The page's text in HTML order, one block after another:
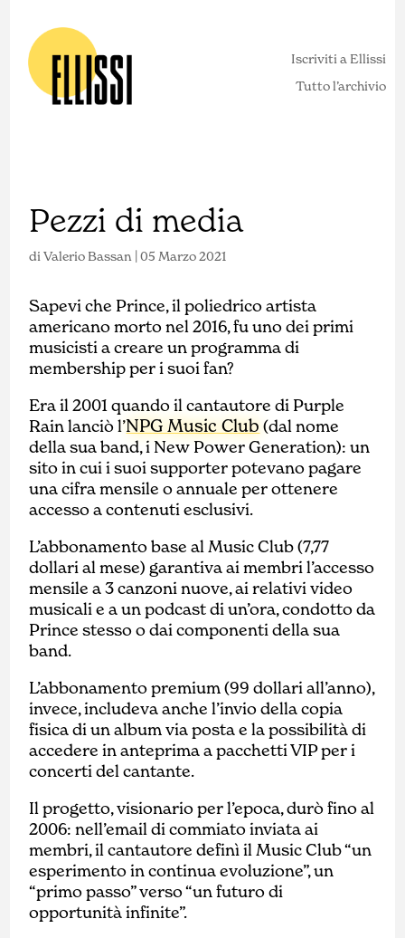
Iscriviti a Ellissi
Tutto l’archivio
Pezzi di media
diValerio Bassan |05 Marzo 2021
Sapevi che Prince, il poliedrico artista
americano morto nel 2016, fu uno dei primi
musicisti a creare un programma di
membership per i suoi fan?
Era il 2001 quando il cantautore di Purple
Rain lanciò l’NPG Music Club (dal nome
della sua band, i New Power Generation): un
sito in cui i suoi supporter potevano pagare
una cifra mensile o annuale per ottenere
accesso a contenuti esclusivi.
L’abbonamento base al Music Club (7,77
dollari al mese) garantiva ai membri l’accesso
mensile a 3 canzoni nuove, ai relativi video
musicali e a un podcast di un’ora, condotto da
Prince stesso o dai componenti della sua
band.
L’abbonamento premium (99 dollari all’anno),
invece, includeva anche l’invio della copia
fisica di un album via posta e la possibilità di
accedere in anteprima a pacchetti VIP per i
concerti del cantante.
Il progetto, visionario per l’epoca, durò fino al
2006: nell’email di commiato inviata ai
membri, il cantautore definì il Music Club “un
esperimento in continua evoluzione”, un
“primo passo” verso “un futuro di
opportunità infinite”.